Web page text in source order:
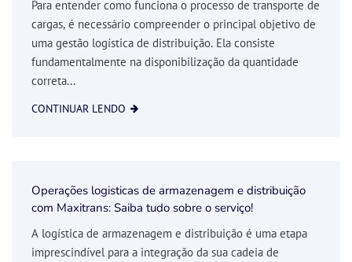
Para entender como funciona o processo de transporte de
cargas, é necessário compreender o principal objetivo de
uma gestão logística de distribuição. Ela consiste
fundamentalmente na disponibilização da quantidade
correta...
CONTINUAR LENDO
Operações logisticas de armazenagem e distribuição
com Maxitrans: Saiba tudo sobre o serviço!
A logística de armazenagem e distribuição é uma etapa
imprescindível para a integração da sua cadeia de